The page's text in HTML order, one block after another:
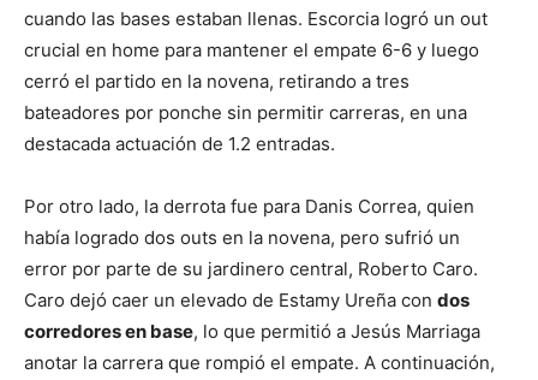
cuando las bases estaban llenas. Escorcia logró un out
crucial en home para mantener el empate 6-6 y luego
cerró el partido en la novena, retirando a tres
bateadores por ponche sin permitir carreras, en una
destacada actuación de 1.2 entradas.
Por otro lado, la derrota fue para Danis Correa, quien
había logrado dos outs en la novena, pero sufrió un
error por parte de su jardinero central, Roberto Caro.
Caro dejó caer un elevado de Estamy Ureña con dos
corredores en base, lo que permitió a Jesús Marriaga
anotar la carrera que rompió el empate. A continuación,